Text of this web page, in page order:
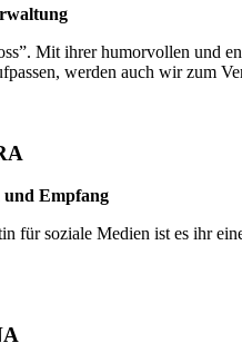
Mit ihrer humorvollen und
werden auch wir zum
Empfang
für soziale Medien ist es ihr